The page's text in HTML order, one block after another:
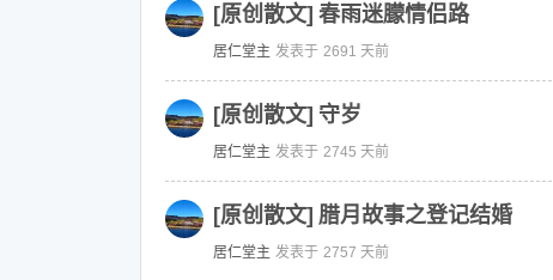
[原创散文] 春雨迷朦情侣路
居仁堂主 发表于 2691 天前
[原创散文] 守岁
居仁堂主 发表于 2745 天前
[原创散文] 腊月故事之登记结婚
居仁堂主 发表于 2757 天前